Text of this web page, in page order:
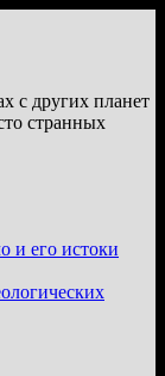
с других планет
странных
и его истоки